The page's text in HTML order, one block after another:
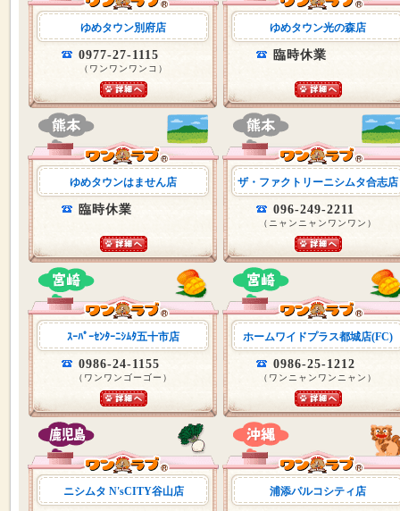
ゆめタウン別府店
0977-27-1115
（ワンワンワンコ）
ゆめタウン光の森店
臨時休業
ゆめタウンはません店
臨時休業
ザ・ファクトリーニシムタ合志店
096-249-2211
（ニャンニャンワンワン）
ｽｰﾊﾟｰｾﾝﾀｰﾆｼﾑﾀ五十市店
0986-24-1155
（ワンワンゴーゴー）
ホームワイドプラス都城店(FC)
0986-25-1212
（ワンニャンワンニャン）
ニシムタ N'sCITY谷山店 浦添パルコシティ店